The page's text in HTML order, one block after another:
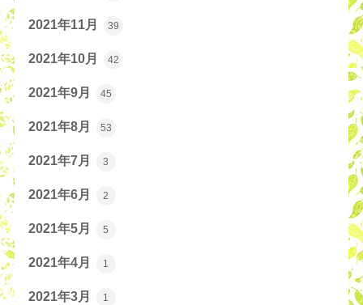
2021年11月 39
2021年10月 42
2021年9月 45
2021年8月 53
2021年7月 3
2021年6月 2
2021年5月 5
2021年4月 1
2021年3月 1